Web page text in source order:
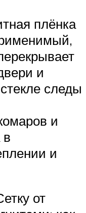
плёнка
и
следы
и
в
и
от